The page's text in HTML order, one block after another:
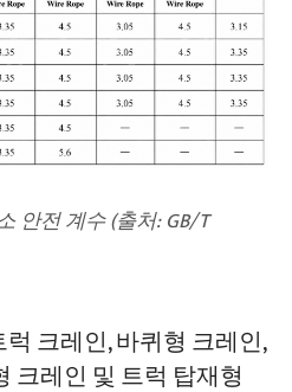
안전 계수 (출처: GB/T
크레인, 바퀴형 크레인,
크레인 및 트럭 탑재형